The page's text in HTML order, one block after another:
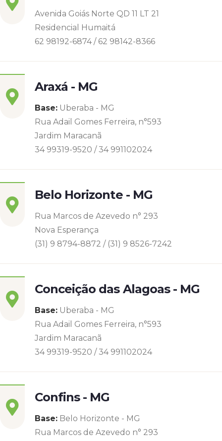
Avenida Goiás Norte QD 11 LT 21
Residencial Humaitá
62 98192-6874 / 62 98142-8366
Araxá - MG
Base: Uberaba - MG
Rua Adail Gomes Ferreira, n°593
Jardim Maracanã
34 99319-9520 / 34 991102024
Belo Horizonte - MG
Rua Marcos de Azevedo n° 293
Nova Esperança
(31) 9 8794-8872 / (31) 9 8526-7242
Conceição das Alagoas - MG
Base: Uberaba - MG
Rua Adail Gomes Ferreira, n°593
Jardim Maracanã
34 99319-9520 / 34 991102024
Confins - MG
Base: Belo Horizonte - MG
Rua Marcos de Azevedo n° 293